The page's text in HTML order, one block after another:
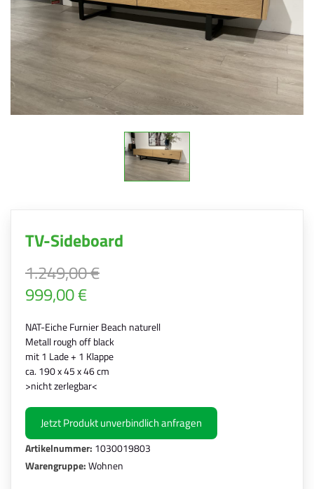
TV-Sideboard
1.249,00 €
999,00 €
NAT-Eiche Furnier Beach naturell
Metall rough off black
mit 1 Lade + 1 Klappe
ca. 190 x 45 x 46 cm
>nicht zerlegbar<
Jetzt Produkt unverbindlich anfragen
Artikelnummer: 1030019803
Warengruppe:Wohnen